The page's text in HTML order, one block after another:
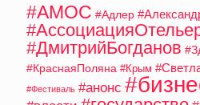
#АМОС #Адлер
#ДмитрийБогданов
#КраснаяПоляна #Крым
#Фестиваль #анонс